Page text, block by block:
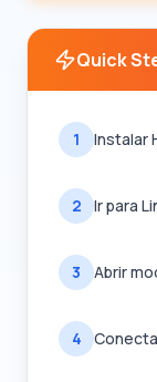
Quick
1 Instalar
2 Ir para
3 Abrir
4